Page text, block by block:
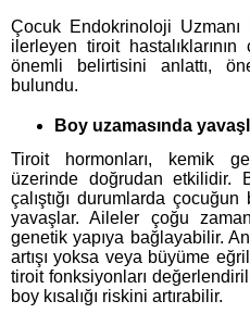
Çocuk Endokrinoloji
ilerleyen tiroit
önemli belirtisini anlattı,
bulundu.
Boy uzamasında
Tiroit hormonları, kemik
üzerinde doğrudan etkilidir.
çalıştığı durumlarda
yavaşlar. Aileler çoğu
genetik yapıya bağlayabilir.
artışı yoksa veya büyüme
tiroit fonksiyonları
boy kısalığı riskini artırabilir.